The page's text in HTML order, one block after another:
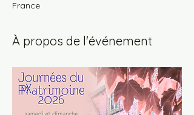
France
À propos de l'événement